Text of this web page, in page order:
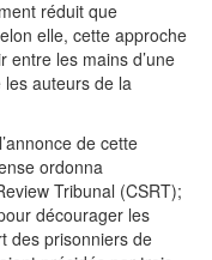
réduit que
elle, cette approche
entre les mains d’une
auteurs de la
de cette
ordonna
Tribunal (CSRT);
décourager les
des prisonniers de